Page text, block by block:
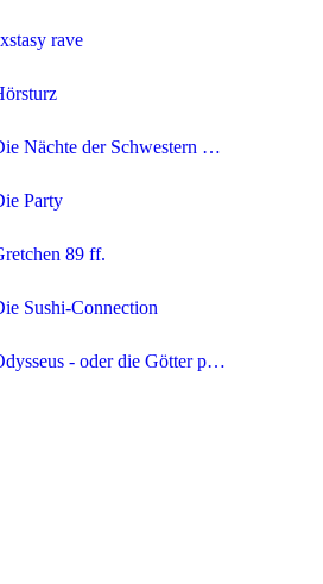
rave
Nächte der Schwestern Bronte
Party
89 ff.
Sushi-Connection
- oder die Götter proben wieder